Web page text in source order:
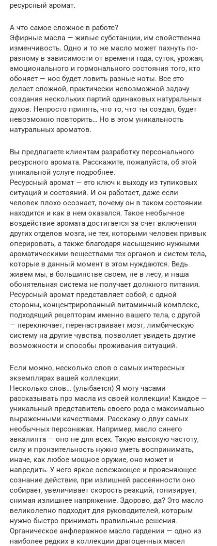
ресурсный аромат.
А что самое сложное в работе?
Эфирные масла — живые субстанции, им свойственна
изменчивость. Одно и то же масло может пахнуть по-
разному в зависимости от времени года, суток, урожая,
эмоционального и гормонального состояния того, кто
обоняет — нос будет ловить разные ноты. Все это
делает сложной, практически невозможной задачу
создания нескольких партий одинаковых натуральных
духов. Непросто принять, что то, что ты создал, будет
невозможно повторить… Но в этом уникальность
натуральных ароматов.
Вы предлагаете клиентам разработку персонального
ресурсного аромата. Расскажите, пожалуйста, об этой
уникальной услуге подробнее.
Ресурсный аромат — это ключ к выходу из тупиковых
ситуаций и состояний. И он работает, даже если
человек плохо осознает, почему он в таком состоянии
находится и как в нем оказался. Такое необычное
воздействие аромата достигается за счет включения
других отделов мозга, не тех, которыми человек привык
оперировать, а также благодаря насыщению нужными
ароматическими веществами тех органов и систем тела,
которые в данный момент в этом нуждаются. Ведь
живем мы, в большинстве своем, не в лесу, и наша
обонятельная система не получает должного питания.
Ресурсный аромат представляет собой, с одной
стороны, концентрированный витаминный комплекс,
подходящий рецепторам именно вашего тела, с другой
— переключает, перенастраивает мозг, лимбическую
систему на другие чувства, позволяет увидеть другие
возможности и способы проживания ситуаций.
Если можно, несколько слов о самых интересных
экземплярах вашей коллекции.
Несколько слов… (улыбается) Я могу часами
рассказывать про масла из своей коллекции! Каждое —
уникальный представитель своего рода с максимально
выраженными качествами. Расскажу о двух самых
необычных персонажах. Например, масло синего
эвкалипта — оно не для всех. Такую высокую частоту,
силу и пронзительность нужно уметь воспринимать,
иначе, как любое мощное оружие, оно может и
навредить. У него яркое освежающее и проясняющее
сознание действие, при излишней рассеянности оно
собирает, увеличивает скорость реакций, тонизирует,
снимая излишнее напряжение. Здорово, да? Это масло
великолепно подходит для руководителей, которым
нужно быстро принимать правильные решения.
Органическое анфлеражное масло гардении — одно из
наиболее редких в коллекции драгоценных масел